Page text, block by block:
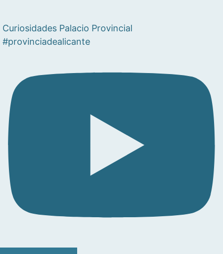
Curiosidades Palacio Provincial
#provinciadealicante